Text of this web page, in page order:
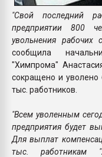
"Свой последний
предприятии 800
увольнения рабочих
сообщила
"Химпрома"
сокращено и уволено
тыс. работников.
"Всем уволенным
предприятия будет
Для выплат
тыс. работникам